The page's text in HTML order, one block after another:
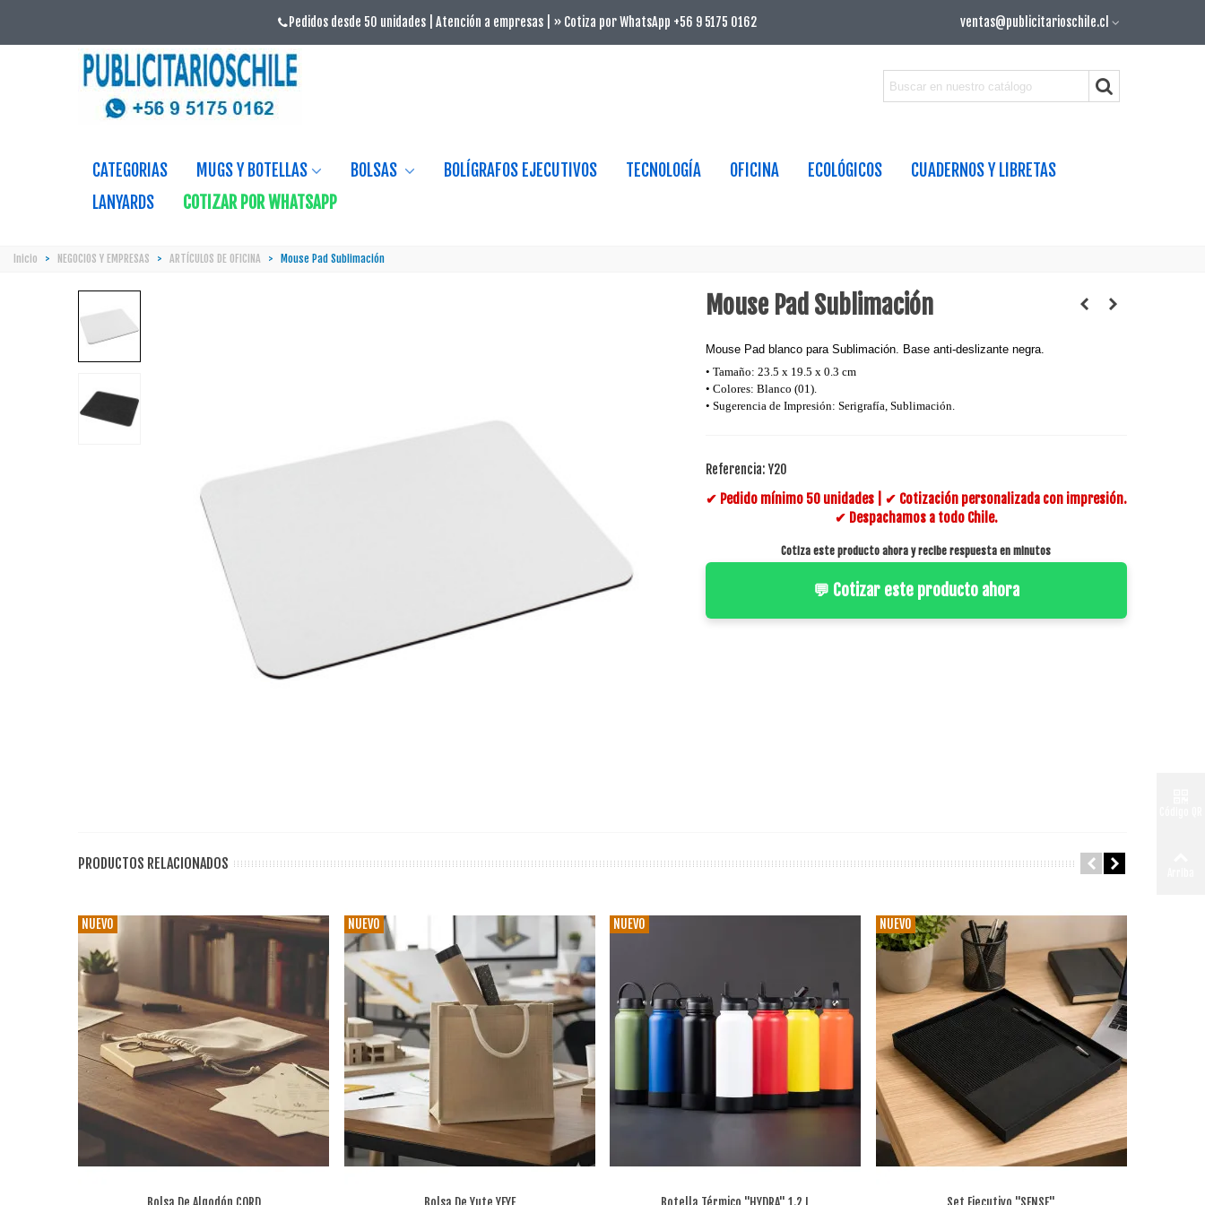
Pedidos desde 50 unidades | Atención a empresas | » Cotiza por WhatsApp +56 9 5175 0162 ventas@publicitarioschile.cl
CATEGORIAS MUGS Y BOTELLAS BOLSAS BOLÍGRAFOS EJECUTIVOS TECNOLOGÍA OFICINA ECOLÓGICOS
CUADERNOS Y LIBRETAS
LANYARDS
COTIZAR POR WHATSAPP
Inicio > NEGOCIOS Y EMPRESAS > ARTÍCULOS DE OFICINA > Mouse Pad Sublimación
Mouse Pad Sublimación
Mouse Pad blanco para Sublimación. Base anti-deslizante negra.
• Tamaño: 23.5 x 19.5 x 0.3 cm
• Colores: Blanco (01).
• Sugerencia de Impresión: Serigrafía, Sublimación.
Referencia: Y20
✔ Pedido mínimo 50 unidades | ✔ Cotización personalizada con impresión.
✔ Despachamos a todo Chile.
Cotiza este producto ahora y recibe respuesta en minutos
💬 Cotizar este producto ahora
PRODUCTOS RELACIONADOS
NUEVO
Bolsa De Algodón CORD
NUEVO
Bolsa De Yute YEYE
NUEVO
Botella Térmico "HYDRA" 1.2 L
NUEVO
Set Ejecutivo "SENSE"